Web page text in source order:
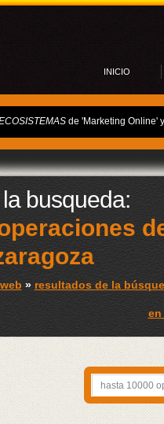
INICIO
de 'Marketing Online'
busqueda:
» resultados de la
en